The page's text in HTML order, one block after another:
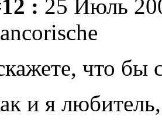
: 25 Июль
что бы
и я